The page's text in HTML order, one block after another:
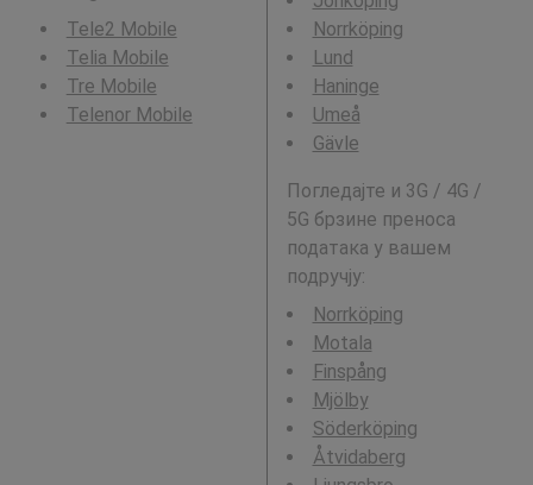
Tele2 Mobile
Telia Mobile
Tre Mobile
Telenor Mobile
Norrköping
Lund
Haninge
Umeå
Gävle
Погледајте и 3G / 4G /
5G брзине преноса
података у вашем
подручју:
Norrköping
Motala
Finspång
Mjölby
Söderköping
Åtvidaberg